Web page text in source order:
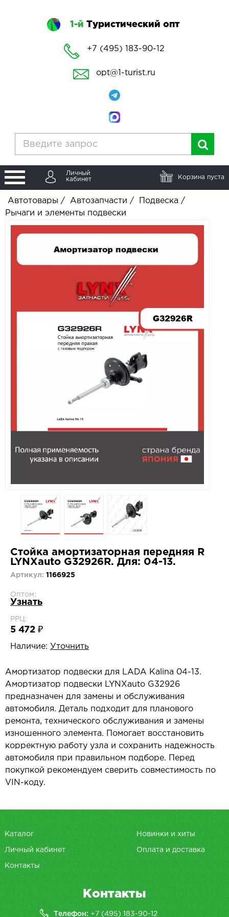
1-й Туристический опт
+7 (495) 183-90-12
opt@1-turist.ru
Личный
кабинет
Корзина пуста
Автотовары / Автозапчасти / Подвеска /
Рычаги и элементы подвески
Стойка амортизаторная передняя R
LYNXauto G32926R. Для: 04-13.
Артикул: 1166925
Оптом:
Узнать
РРЦ:
5 472 ₽
Наличие: Уточнить
Амортизатор подвески для LADA Kalina 04-13.
Амортизатор подвески LYNXauto G32926
предназначен для замены и обслуживания
автомобиля. Деталь подходит для планового
ремонта, технического обслуживания и замены
изношенного элемента. Помогает восстановить
корректную работу узла и сохранить надежность
автомобиля при правильном подборе. Перед
покупкой рекомендуем сверить совместимость по
VIN-коду.
Каталог Новинки и хиты
Личный кабинет Оплата и доставка
Контакты
Контакты
Телефон: +7 (495) 183-90-12